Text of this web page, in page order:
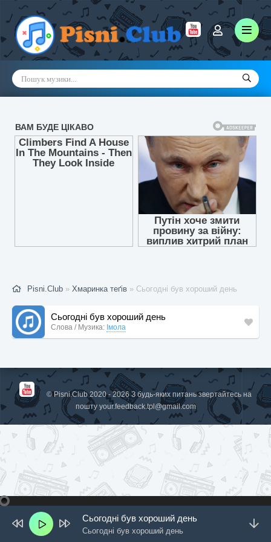
Pisni.Club » Хмаринка теґів » Сьогодні був хороший день
Сьогодні був хороший день
Слова / Музика: Імола
© Pisni.Club 2020 - 2026 З будь-яких питань звертайтесь на
пошту your.feedback.tpl@gmail.com
Сьогодні був хороший день
Сьогодні був хороший день